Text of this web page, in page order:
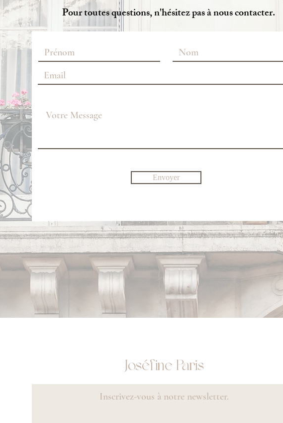
Pour toutes questions, n'hésitez pas à nous contacter.
Envoyer
Joséfine Paris
Inscrivez-vous à notre newsletter.